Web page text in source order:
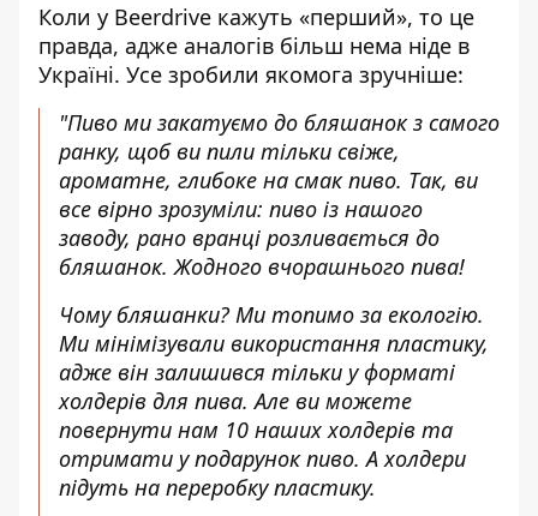
Коли у Beerdrive кажуть «перший», то це
правда, адже аналогів більш нема ніде в
Україні. Усе зробили якомога зручніше:
"Пиво ми закатуємо до бляшанок з самого
ранку, щоб ви пили тільки свіже,
ароматне, глибоке на смак пиво. Так, ви
все вірно зрозуміли: пиво із нашого
заводу, рано вранці розливається до
бляшанок. Жодного вчорашнього пива!
Чому бляшанки? Ми топимо за екологію.
Ми мінімізували використання пластику,
адже він залишився тільки у форматі
холдерів для пива. Але ви можете
повернути нам 10 наших холдерів та
отримати у подарунок пиво. А холдери
підуть на переробку пластику.